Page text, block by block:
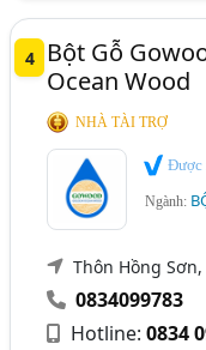
4
Bột Gỗ
Ocean Wood
NHÀ TÀI TRỢ
Được
Ngành:
Thôn Hồng
0834099783
Hotline:0834